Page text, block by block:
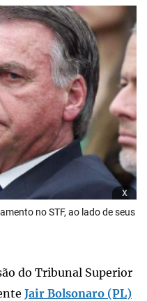
x
no STF, ao lado de seus
do Tribunal Superior
Jair Bolsonaro (PL)